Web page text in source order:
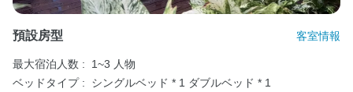
預設房型 客室情報
最大宿泊人数 :
1~3 人物
ベッドタイプ :
シングルベッド * 1 ダブルベッド * 1